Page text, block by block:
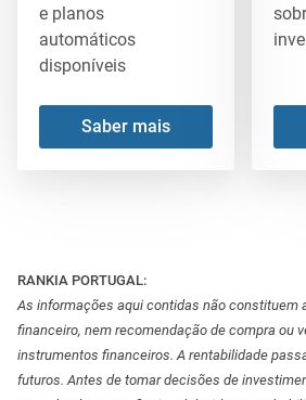
e planos
automáticos
disponíveis
Saber mais
RANKIA PORTUGAL:
As informações aqui contidas não constituem
financeiro, nem recomendação de compra ou
instrumentos financeiros. A rentabilidade
futuros. Antes de tomar decisões de